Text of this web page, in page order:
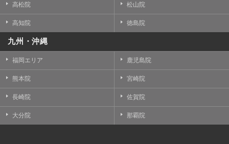
高松院 松山院
高知院 徳島院
九州・沖縄
福岡エリア 鹿児島院
熊本院 宮崎院
長崎院 佐賀院
大分院 那覇院